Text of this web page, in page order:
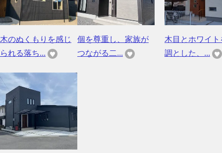
木のぬくもりを感じ
られる落ち...
個を尊重し、家族が
つながる二...
木目とホワイト
調とした、...